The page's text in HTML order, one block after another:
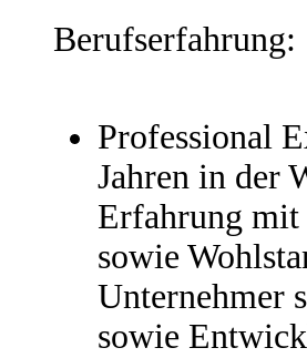
Berufserfahrung:
Professional
Jahren in der
Erfahrung mit
sowie
Unternehmer
sowie